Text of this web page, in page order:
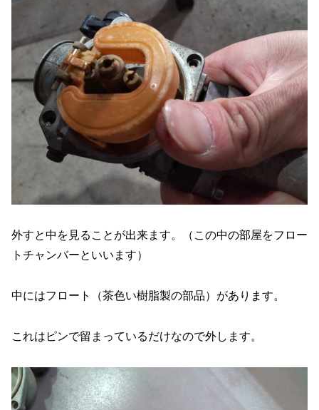
外すと中を見ることが出来ます。（この中の部屋をフロー
トチャンバーといいます）
中にはフロート（茶色い樹脂製の部品）があります。
これはピンで留まっているだけなので外します。